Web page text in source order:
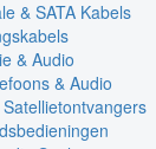
& SATA Kabels
& Audio
& Audio
Satellietontvangers